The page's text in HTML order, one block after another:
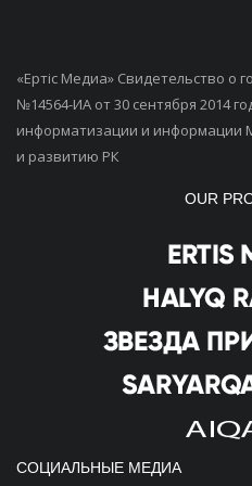
«Ертiс Медиа» Свидетельство о
№14564-ИА от 30 сентября 2014
информатизации и информации
и развитию РК
OUR
СОЦИАЛЬНЫЕ МЕДИА